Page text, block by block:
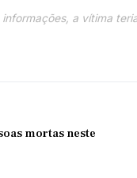
informações, a vítima
mortas neste